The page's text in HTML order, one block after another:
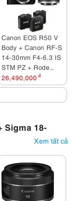
Canon EOS R50 V
Body + Canon RF-S
14-30mm F4-6.3 IS
STM PZ + Rode
Wireless Go III
26,490,000 đ
Sigma 18-
Xem tất cả